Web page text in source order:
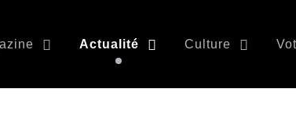
Actualité Culture